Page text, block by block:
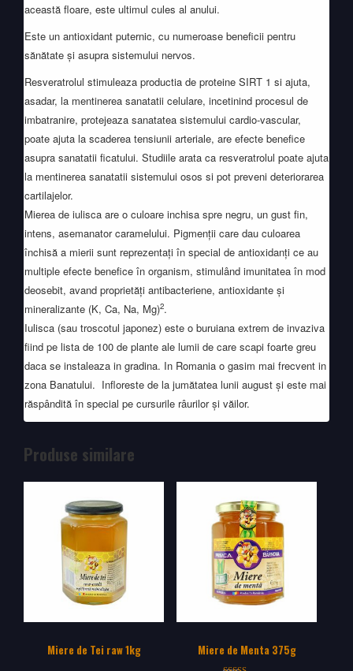
această floare, este ultimul cules al anului.
Este un antioxidant puternic, cu numeroase beneficii pentru
sănătate și asupra sistemului nervos.
Resveratrolul stimuleaza productia de proteine SIRT 1 si ajuta,
asadar, la mentinerea sanatatii celulare, incetinind procesul de
imbatranire, protejeaza sanatatea sistemului cardio-vascular,
poate ajuta la scaderea tensiunii arteriale, are efecte benefice
asupra sanatatii ficatului. Studiile arata ca resveratrolul poate ajuta
la mentinerea sanatatii sistemului osos si pot preveni deteriorarea
cartilajelor.
Mierea de iulisca are o culoare inchisa spre negru, un gust fin,
intens, asemanator caramelului. Pigmenţii care dau culoarea
închisă a mierii sunt reprezentaţi în special de antioxidanţi ce au
multiple efecte benefice în organism, stimulând imunitatea în mod
deosebit, avand proprietăți antibacteriene, antioxidante și
mineralizante (K, Ca, Na, Mg)2.
Iulisca (sau troscotul japonez) este o buruiana extrem de invaziva
fiind pe lista de 100 de plante ale lumii de care scapi foarte greu
daca se instaleaza in gradina. In Romania o gasim mai frecvent in
zona Banatului. Infloreste de la jumătatea lunii august și este mai
răspândită în special pe cursurile râurilor și văilor.
Produse similare
Miere de Tei raw 1kg Miere de Menta 375g